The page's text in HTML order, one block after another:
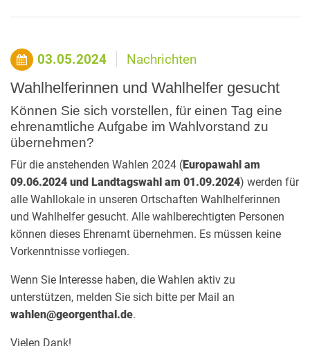
03.05.2024 Nachrichten
Wahlhelferinnen und Wahlhelfer gesucht
Können Sie sich vorstellen, für einen Tag eine
ehrenamtliche Aufgabe im Wahlvorstand zu
übernehmen?
Für die anstehenden Wahlen 2024 (Europawahl am
09.06.2024 und Landtagswahl am 01.09.2024) werden für
alle Wahllokale in unseren Ortschaften Wahlhelferinnen
und Wahlhelfer gesucht. Alle wahlberechtigten Personen
können dieses Ehrenamt übernehmen. Es müssen keine
Vorkenntnisse vorliegen.
Wenn Sie Interesse haben, die Wahlen aktiv zu
unterstützen, melden Sie sich bitte per Mail an
wahlen@georgenthal.de.
Vielen Dank!